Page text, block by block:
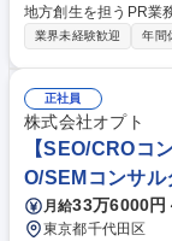
地方創生を担うPR業
タルサイトで全国へ
当します。トレンド
実施。生産者様を直
成やデザインを担当
ディングやSEO対策
からの問い合わせ対応といっ
旭市/ふるさと納税の
業界未経験歓迎 年間
正社員
株式会社オプト
【SEO/CROコ
O/SEMコンサル
月給33万6000円
東京都千代田区